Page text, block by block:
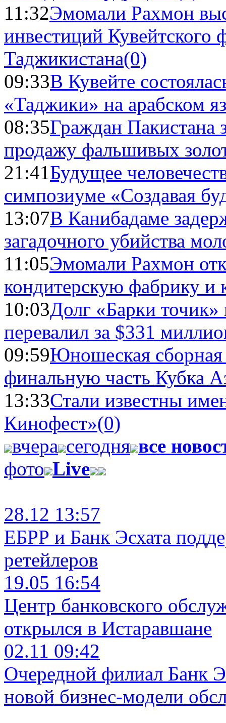
11:32Эмомали Рахмон
инвестиций Кувейтского
Таджикистана(0)
09:33В Кувейте
«Таджики» на арабском
08:35Граждан Пакистана
продажу фальшивых
21:41Будущее
симпозиуме «Создавая
13:07В Канибадаме
загадочного убийства
11:05Эмомали Рахмон
кондитерскую фабрику и
10:03Долг «Барки
перевалил за $331
09:59Юношеская
финальную часть Кубка
13:33Стали известны
Кинофест»(0)
вчера сегодня все
фото Live
28.12 13:57
ЕБРР и Банк Эсхата
ретейлеров
19.05 16:54
Центр банковского
открылся в Истаравшане
02.11 09:42
Очередной филиал Банк
новой бизнес-модели